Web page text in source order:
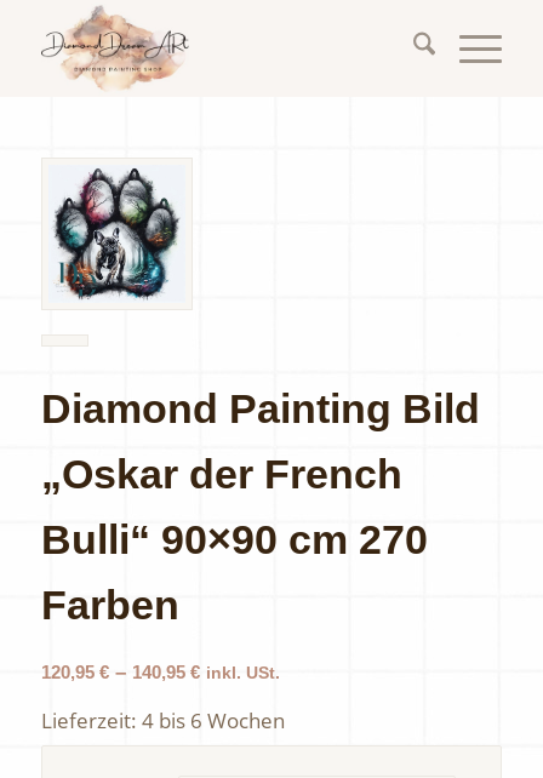
Diamond Painting Bild
„Oskar der French
Bulli“ 90×90 cm 270
Farben
120,95 €– 140,95 € inkl. USt.
Lieferzeit: 4 bis 6 Wochen